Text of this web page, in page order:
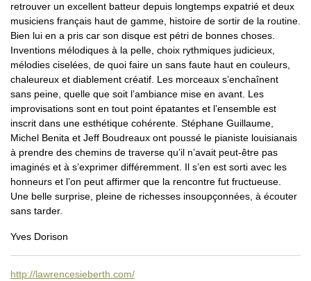
retrouver un excellent batteur depuis longtemps expatrié et deux
musiciens français haut de gamme, histoire de sortir de la routine.
Bien lui en a pris car son disque est pétri de bonnes choses.
Inventions mélodiques à la pelle, choix rythmiques judicieux,
mélodies ciselées, de quoi faire un sans faute haut en couleurs,
chaleureux et diablement créatif. Les morceaux s’enchaînent
sans peine, quelle que soit l’ambiance mise en avant. Les
improvisations sont en tout point épatantes et l’ensemble est
inscrit dans une esthétique cohérente. Stéphane Guillaume,
Michel Benita et Jeff Boudreaux ont poussé le pianiste louisianais
à prendre des chemins de traverse qu’il n’avait peut-être pas
imaginés et à s’exprimer différemment. Il s’en est sorti avec les
honneurs et l’on peut affirmer que la rencontre fut fructueuse.
Une belle surprise, pleine de richesses insoupçonnées, à écouter
sans tarder.
Yves Dorison
http://lawrencesieberth.com/